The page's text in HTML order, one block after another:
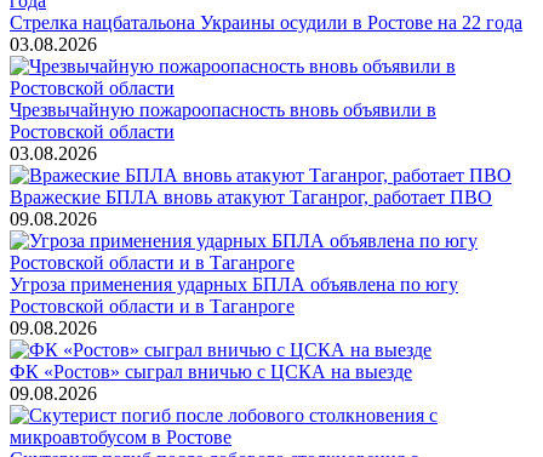
Стрелка нацбатальона Украины осудили в Ростове на 22 года
03.08.2026
Чрезвычайную пожароопасность вновь объявили в
Ростовской области
03.08.2026
Вражеские БПЛА вновь атакуют Таганрог, работает ПВО
09.08.2026
Угроза применения ударных БПЛА объявлена по югу
Ростовской области и в Таганроге
09.08.2026
ФК «Ростов» сыграл вничью с ЦСКА на выезде
09.08.2026